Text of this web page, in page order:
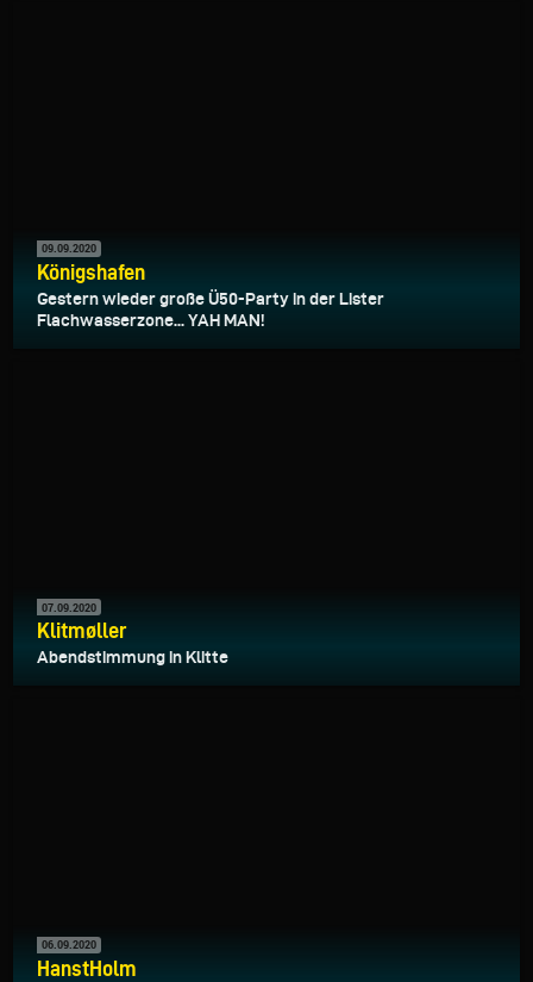
09.09.2020
Königshafen
Gestern wieder große Ü50-Party in der Lister
Flachwasserzone... YAH MAN!
07.09.2020
Klitmøller
Abendstimmung in Klitte
06.09.2020
HanstHolm